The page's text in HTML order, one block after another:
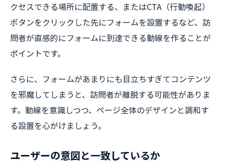
クセスできる場所に配置する、またはCTA（行動喚起）
ボタンをクリックした先にフォームを設置するなど、訪
問者が直感的にフォームに到達できる動線を作ることが
ポイントです。
さらに、フォームがあまりにも目立ちすぎてコンテンツ
を邪魔してしまうと、訪問者が離脱する可能性がありま
す。動線を意識しつつ、ページ全体のデザインと調和す
る設置を心がけましょう。
ユーザーの意図と一致しているか